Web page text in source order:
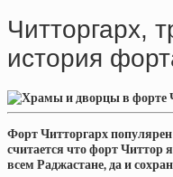
Читторгарх,
история
Форт Читторгарх
считается что форт
всем Раджастане, да и